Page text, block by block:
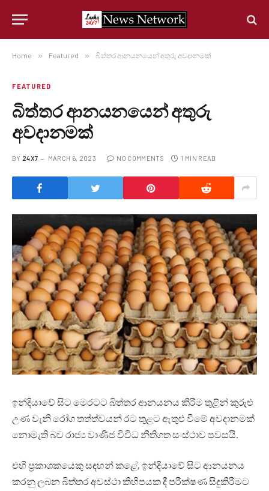
Home » Featured » බිත්තර ආනයනයෙන් අතුරු අවදානමක්
FEATURED
බිත්තර ආනයනයෙන් අතුරු
අවදානමක්
BY 24X7 MARCH 6, 2023 NO COMMENTS 1 MIN READ
ඉන්දියාවේ සිට මෙරටට බිත්තර ආනයනය කිරීම තුළින් කුරුළු
උණ වැනි රෝග තත්ත්වයන් රට තුළට ඇතුළු වීමේ අවදානමක්
නොමැති බව රාජ්‍ය වාණිජ විවිධ නීතිගත සංස්ථාව පවසයි.
එහි ප්‍රකාශකයෙකු සඳහන් කළේ, ඉන්දියාවේ සිට ආනයනය
කරනු ලබන බිත්තර අවස්ථා කිහිපයක දී පරීක්ෂණ සිදුකිරීමට